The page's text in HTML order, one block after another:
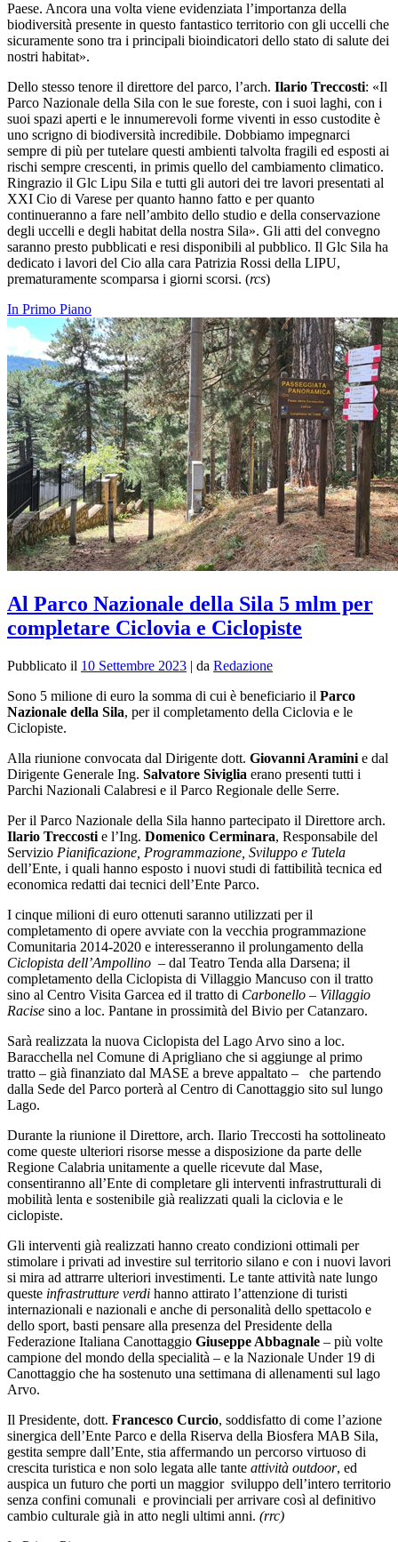
Paese. Ancora una volta viene evidenziata l’importanza della
biodiversità presente in questo fantastico territorio con gli uccelli che
sicuramente sono tra i principali bioindicatori dello stato di salute dei
nostri habitat».
Dello stesso tenore il direttore del parco, l’arch. Ilario Treccosti: «Il
Parco Nazionale della Sila con le sue foreste, con i suoi laghi, con i
suoi spazi aperti e le innumerevoli forme viventi in esso custodite è
uno scrigno di biodiversità incredibile. Dobbiamo impegnarci
sempre di più per tutelare questi ambienti talvolta fragili ed esposti ai
rischi sempre crescenti, in primis quello del cambiamento climatico.
Ringrazio il Glc Lipu Sila e tutti gli autori dei tre lavori presentati al
XXI Cio di Varese per quanto hanno fatto e per quanto
continueranno a fare nell’ambito dello studio e della conservazione
degli uccelli e degli habitat della nostra Sila». Gli atti del convegno
saranno presto pubblicati e resi disponibili al pubblico. Il Glc Sila ha
dedicato i lavori del Cio alla cara Patrizia Rossi della LIPU,
prematuramente scomparsa i giorni scorsi. (rcs)
In Primo Piano
Al Parco Nazionale della Sila 5 mlm per
completare Ciclovia e Ciclopiste
Pubblicato il 10 Settembre 2023 | da Redazione
Sono 5 milione di euro la somma di cui è beneficiario il Parco
Nazionale della Sila, per il completamento della Ciclovia e le
Ciclopiste.
Alla riunione convocata dal Dirigente dott. Giovanni Aramini e dal
Dirigente Generale Ing. Salvatore Siviglia erano presenti tutti i
Parchi Nazionali Calabresi e il Parco Regionale delle Serre.
Per il Parco Nazionale della Sila hanno partecipato il Direttore arch.
Ilario Treccosti e l’Ing. Domenico Cerminara, Responsabile del
Servizio Pianificazione, Programmazione, Sviluppo e Tutela
dell’Ente, i quali hanno esposto i nuovi studi di fattibilità tecnica ed
economica redatti dai tecnici dell’Ente Parco.
I cinque milioni di euro ottenuti saranno utilizzati per il
completamento di opere avviate con la vecchia programmazione
Comunitaria 2014-2020 e interesseranno il prolungamento della
Ciclopista dell’Ampollino – dal Teatro Tenda alla Darsena; il
completamento della Ciclopista di Villaggio Mancuso con il tratto
sino al Centro Visita Garcea ed il tratto di Carbonello – Villaggio
Racise sino a loc. Pantane in prossimità del Bivio per Catanzaro.
Sarà realizzata la nuova Ciclopista del Lago Arvo sino a loc.
Baracchella nel Comune di Aprigliano che si aggiunge al primo
tratto – già finanziato dal MASE a breve appaltato – che partendo
dalla Sede del Parco porterà al Centro di Canottaggio sito sul lungo
Lago.
Durante la riunione il Direttore, arch. Ilario Treccosti ha sottolineato
come queste ulteriori risorse messe a disposizione da parte delle
Regione Calabria unitamente a quelle ricevute dal Mase,
consentiranno all’Ente di completare gli interventi infrastrutturali di
mobilità lenta e sostenibile già realizzati quali la ciclovia e le
ciclopiste.
Gli interventi già realizzati hanno creato condizioni ottimali per
stimolare i privati ad investire sul territorio silano e con i nuovi lavori
si mira ad attrarre ulteriori investimenti. Le tante attività nate lungo
queste infrastrutture verdi hanno attirato l’attenzione di turisti
internazionali e nazionali e anche di personalità dello spettacolo e
dello sport, basti pensare alla presenza del Presidente della
Federazione Italiana Canottaggio Giuseppe Abbagnale – più volte
campione del mondo della specialità – e la Nazionale Under 19 di
Canottaggio che ha sostenuto una settimana di allenamenti sul lago
Arvo.
Il Presidente, dott. Francesco Curcio, soddisfatto di come l’azione
sinergica dell’Ente Parco e della Riserva della Biosfera MAB Sila,
gestita sempre dall’Ente, stia affermando un percorso virtuoso di
crescita turistica e non solo legata alle tante attività outdoor, ed
auspica un futuro che porti un maggior sviluppo dell’intero territorio
senza confini comunali e provinciali per arrivare così al definitivo
cambio culturale già in atto negli ultimi anni. (rrc)